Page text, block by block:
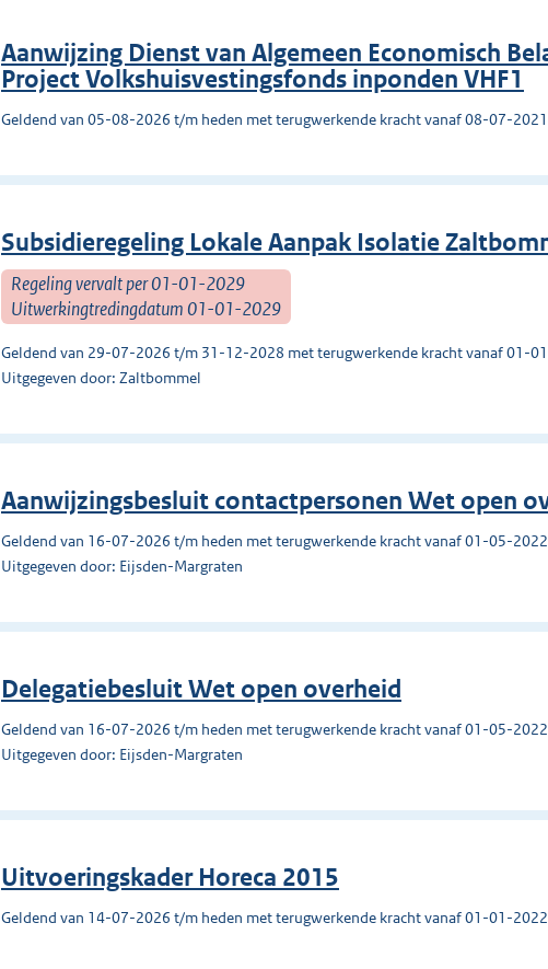
Aanwijzing Dienst van Algemeen Economisch
Project Volkshuisvestingsfonds inponden VHF1
Geldend van 05-08-2026 t/m heden met terugwerkende kracht vanaf 08-07-2021
Subsidieregeling Lokale Aanpak Isolatie
Regeling vervalt per 01-01-2029
Uitwerkingtredingdatum 01-01-2029
Geldend van 29-07-2026 t/m 31-12-2028 met terugwerkende kracht vanaf 01-
Uitgegeven door: Zaltbommel
Aanwijzingsbesluit contactpersonen Wet open
Geldend van 16-07-2026 t/m heden met terugwerkende kracht vanaf 01-05-2022
Uitgegeven door: Eijsden-Margraten
Delegatiebesluit Wet open overheid
Geldend van 16-07-2026 t/m heden met terugwerkende kracht vanaf 01-05-2022
Uitgegeven door: Eijsden-Margraten
Uitvoeringskader Horeca 2015
Geldend van 14-07-2026 t/m heden met terugwerkende kracht vanaf 01-01-2022